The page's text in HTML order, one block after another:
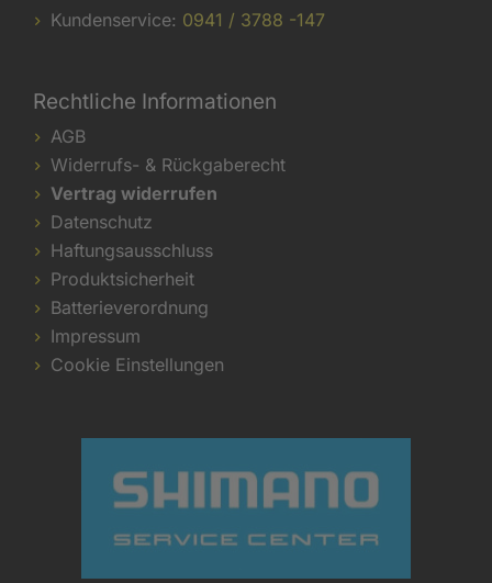
Kundenservice: 0941 / 3788 -147
Rechtliche Informationen
AGB
Widerrufs- & Rückgaberecht
Vertrag widerrufen
Datenschutz
Haftungsausschluss
Produktsicherheit
Batterieverordnung
Impressum
Cookie Einstellungen